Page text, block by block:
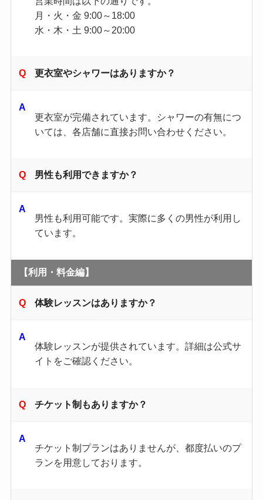
月・火・金 9:00～18:00
水・木・土 9:00～20:00
更衣室やシャワーはありますか？
更衣室が完備されています。​シャワーの有無につ
いては、各店舗に直接お問い合わせください。
男性も利用できますか？
男性も利用可能です。​実際に多くの男性が利用し
ています。
【利用・料金編】
体験レッスンはありますか？
体験レッスンが提供されています。​詳細は公式サ
イトをご確認ください。
チケット制もありますか？
チケット制プランはありませんが、都度払いのプ
ランを用意しております。